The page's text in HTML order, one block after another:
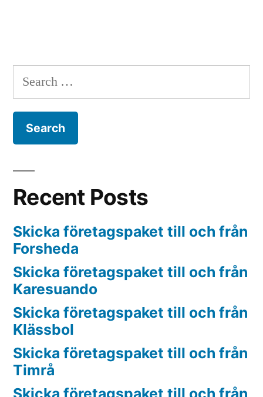
Search
for:
Recent Posts
Skicka företagspaket till och från
Forsheda
Skicka företagspaket till och från
Karesuando
Skicka företagspaket till och från
Klässbol
Skicka företagspaket till och från
Timrå